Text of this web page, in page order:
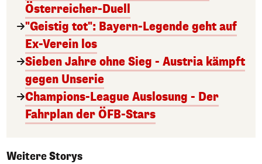
Österreicher-Duell
"Geistig tot": Bayern-Legende geht auf
Ex-Verein los
Sieben Jahre ohne Sieg - Austria kämpft
gegen Unserie
Champions-League Auslosung - Der
Fahrplan der ÖFB-Stars
Weitere Storys